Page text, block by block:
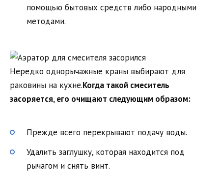
помощью бытовых средств либо народными
методами.
Нередко однорычажные краны выбирают для
раковины на кухне.Когда такой смеситель
засоряется, его очищают следующим образом:
Прежде всего перекрывают подачу воды.
Удалить заглушку, которая находится под
рычагом и снять винт.